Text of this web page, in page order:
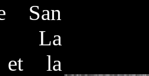
San
La
et la